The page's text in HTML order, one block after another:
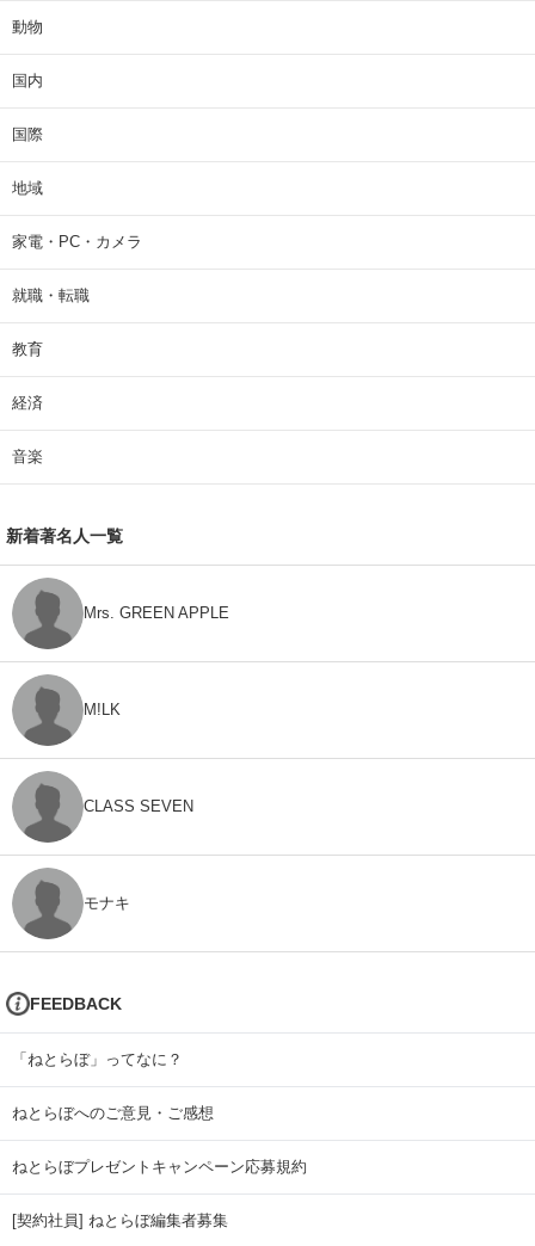
動物
国内
国際
地域
家電・PC・カメラ
就職・転職
教育
経済
音楽
新着著名人一覧
Mrs. GREEN APPLE
M!LK
CLASS SEVEN
モナキ
FEEDBACK
「ねとらぼ」ってなに？
ねとらぼへのご意見・ご感想
ねとらぼプレゼントキャンペーン応募規約
[契約社員] ねとらぼ編集者募集